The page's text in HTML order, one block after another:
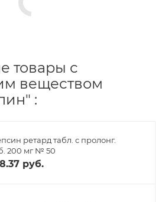
товары с
веществом
:
ретард табл. с пролонг.
200 мг № 50
руб.